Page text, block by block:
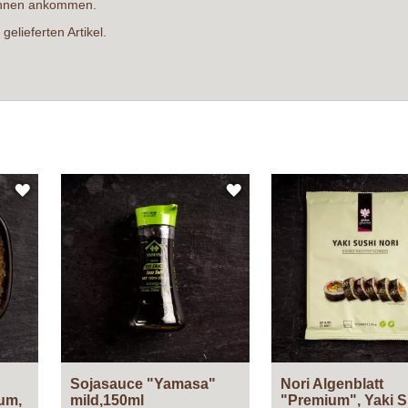
ankommen.
Artikel.
ZUR
WUNSCHLISTE
HINZUFÜGEN
ZUR
WUNSCHLISTE
HINZUFÜGEN
Sojasauce "Yamasa"
mild,150ml
Nori Algenblatt
"Premium", Yaki